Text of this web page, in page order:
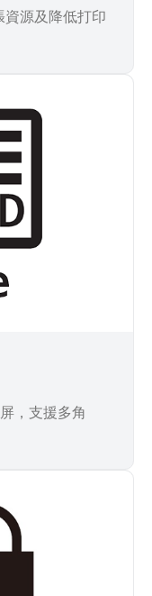
源及降低打印
，支援多角